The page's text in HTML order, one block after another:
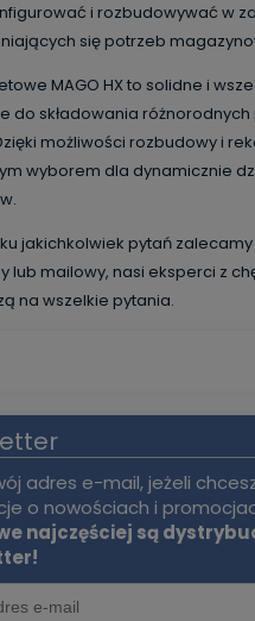
i rozbudowywać w
się potrzeb
MAGO HX to solidne i
do składowania
możliwości rozbudowy i
wyborem dla dynamicznie
jakichkolwiek pytań
lub mailowy, nasi eksperci z
na wszelkie pytania.
adres e-mail, jeżeli
o nowościach i
najczęściej są